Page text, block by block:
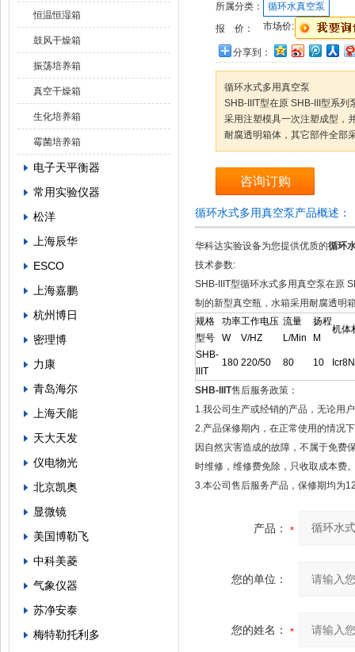
恒温恒湿箱
鼓风干燥箱
振荡培养箱
真空干燥箱
生化培养箱
霉菌培养箱
电子天平衡器
常用实验仪器
松洋
上海辰华
ESCO
上海嘉鹏
杭州博日
密理博
力康
青岛海尔
上海天能
天大天发
仪电物光
北京凯奥
显微镜
美国博勒飞
中科美菱
气象仪器
苏净安泰
梅特勒托利多
所属分类：
循环水真空泵
报 价：
市场价:
分享到：
循环水式多用真空泵
SHB-IIIT型在原 SHB-III型系列
采用注塑模具一次注塑成型，
耐腐透明箱体，其它部件全部
咨询订购
循环水式多用真空泵产品概述：
华科达实验设备为您提供优质的循环
技术参数:
SHB-IIIT型循环水式多用真空泵在原
制的新型真空瓶，水箱采用耐腐透明
规格
型号
功率
W
工作电压
V/HZ
流量
L/Min
扬程
M
机体
SHB-
IIIT
180 220/50 80 10
SHB-IIIT售后服务政策：
1.我公司生产或经销的产品，无论用
2.产品保修期内，在正常使用的情况
因自然灾害造成的故障，不属于免费
时维修，维修费免除，只收取成本费
3.本公司售后服务产品，保修期均为
产品：
您的单位：
您的姓名：